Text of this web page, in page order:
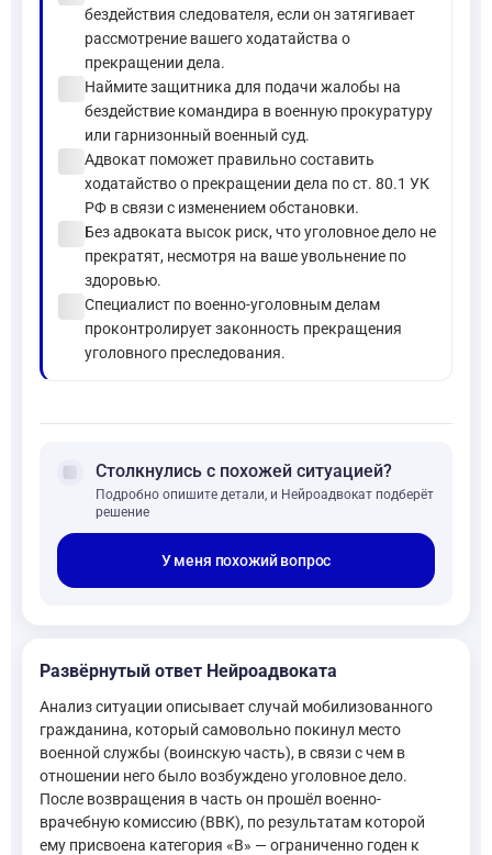
бездействия следователя, если он затягивает
рассмотрение вашего ходатайства о
прекращении дела.
Наймите защитника для подачи жалобы на
бездействие командира в военную прокуратуру
или гарнизонный военный суд.
Адвокат поможет правильно составить
ходатайство о прекращении дела по ст. 80.1 УК
РФ в связи с изменением обстановки.
Без адвоката высок риск, что уголовное дело не
прекратят, несмотря на ваше увольнение по
здоровью.
Специалист по военно-уголовным делам
проконтролирует законность прекращения
уголовного преследования.
forum Столкнулись с похожей ситуацией?
Подробно опишите детали, и Нейроадвокат подберёт
решение
У меня похожий вопрос
Развёрнутый ответ Нейроадвоката
Анализ ситуации описывает случай мобилизованного
гражданина, который самовольно покинул место
военной службы (воинскую часть), в связи с чем в
отношении него было возбуждено уголовное дело.
После возвращения в часть он прошёл военно-
врачебную комиссию (ВВК), по результатам которой
ему присвоена категория «В» — ограниченно годен к